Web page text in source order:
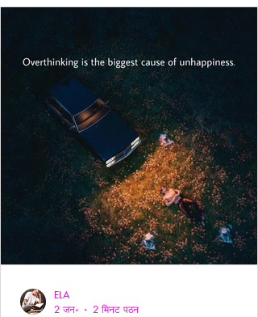
उन्होंने ठहरकर कहा—
ELA
2 जन॰
2 मिनट पठन